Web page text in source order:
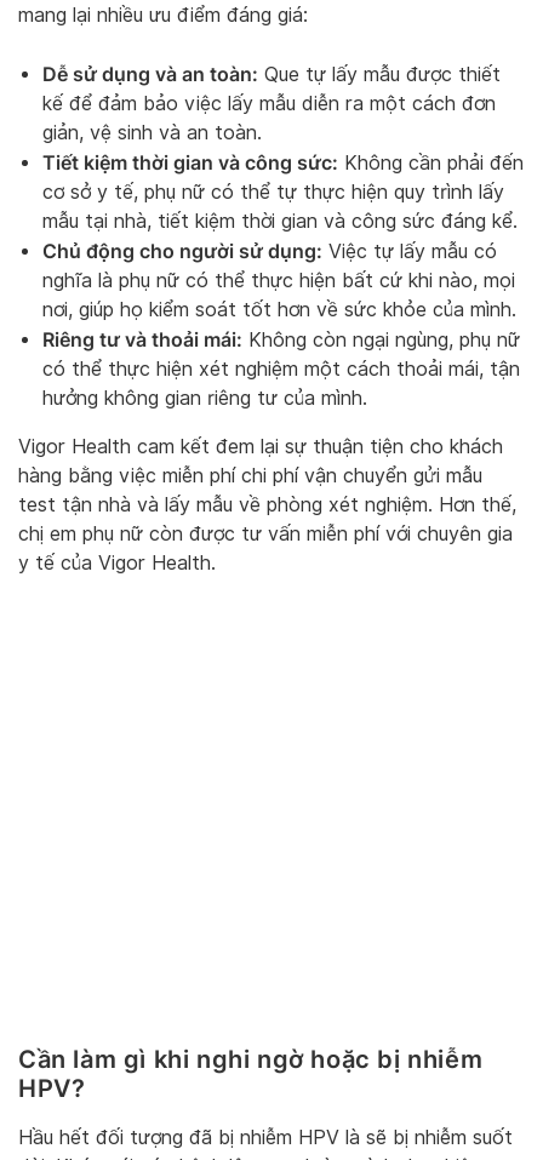
mang lại nhiều ưu điểm đáng giá:
Dễ sử dụng và an toàn: Que tự lấy mẫu được thiết
kế để đảm bảo việc lấy mẫu diễn ra một cách đơn
giản, vệ sinh và an toàn.
Tiết kiệm thời gian và công sức: Không cần phải đến
cơ sở y tế, phụ nữ có thể tự thực hiện quy trình lấy
mẫu tại nhà, tiết kiệm thời gian và công sức đáng kể.
Chủ động cho người sử dụng: Việc tự lấy mẫu có
nghĩa là phụ nữ có thể thực hiện bất cứ khi nào, mọi
nơi, giúp họ kiểm soát tốt hơn về sức khỏe của mình.
Riêng tư và thoải mái: Không còn ngại ngùng, phụ nữ
có thể thực hiện xét nghiệm một cách thoải mái, tận
hưởng không gian riêng tư của mình.
Vigor Health cam kết đem lại sự thuận tiện cho khách
hàng bằng việc miễn phí chi phí vận chuyển gửi mẫu
test tận nhà và lấy mẫu về phòng xét nghiệm. Hơn thế,
chị em phụ nữ còn được tư vấn miễn phí với chuyên gia
y tế của Vigor Health.
Cần làm gì khi nghi ngờ hoặc bị nhiễm
HPV?
Hầu hết đối tượng đã bị nhiễm HPV là sẽ bị nhiễm suốt